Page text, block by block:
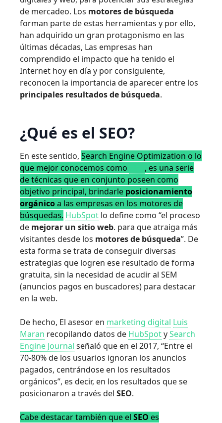
de mercadeo. Los motores de búsqueda
forman parte de estas herramientas y por ello,
han adquirido un gran protagonismo en las
últimas décadas, Las empresas han
comprendido el impacto que ha tenido el
Internet hoy en día y por consiguiente,
reconocen la importancia de aparecer entre los
principales resultados de búsqueda.
¿Qué es el SEO?
En este sentido, Search Engine Optimization o lo
que mejor conocemos como
, es una serie
de técnicas que en conjunto poseen como
objetivo principal, brindarle posicionamiento
orgánicoa las empresas en los motores de
búsquedas. HubSpot lo define como “el proceso
de mejorar un sitio web. para que atraiga más
visitantes desde los motores de búsqueda”. De
esta forma se trata de conseguir diversas
estrategias que logren ese resultado de forma
gratuita, sin la necesidad de acudir al SEM
(anuncios pagos en buscadores) para destacar
en la web.
De hecho, El asesor en marketing digital Luis
Maran recopilando datos de HubSpotySearch
Engine Journal señaló que en el 2017, “Entre el
70-80% de los usuarios ignoran los anuncios
pagados, centrándose en los resultados
orgánicos”, es decir, en los resultados que se
posicionaron a través del SEO.
Cabe destacar también que el SEO es